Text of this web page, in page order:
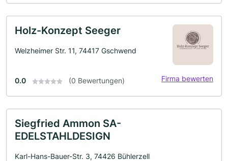
Holz-Konzept Seeger
Welzheimer Str. 11, 74417 Gschwend
0.0 (0 Bewertungen) Firma bewerten
Siegfried Ammon SA-
EDELSTAHLDESIGN
Karl-Hans-Bauer-Str. 3, 74426 Bühlerzell